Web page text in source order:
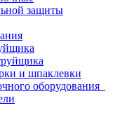
защиты
и шпаклевки
оборудования